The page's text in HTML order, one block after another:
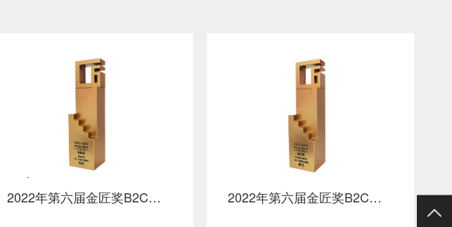
2022年第六届金匠奖B2C年度内容营销银奖 2022年第六届金匠奖B2C年度整合营销银奖